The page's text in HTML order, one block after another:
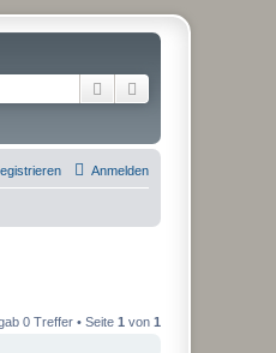
Suche
Anmelden
0 Treffer • Seite 1 von 1